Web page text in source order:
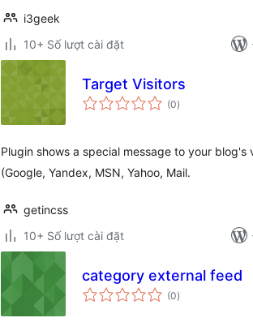
i3geek
10+ Số lượt cài đặt
Target Visitors
(0tổng
đánh
)
Plugin shows a special message to your
(Google, Yandex, MSN, Yahoo, Mail.
getincss
10+ Số lượt cài đặt
category external feed
(0tổng
đánh
)